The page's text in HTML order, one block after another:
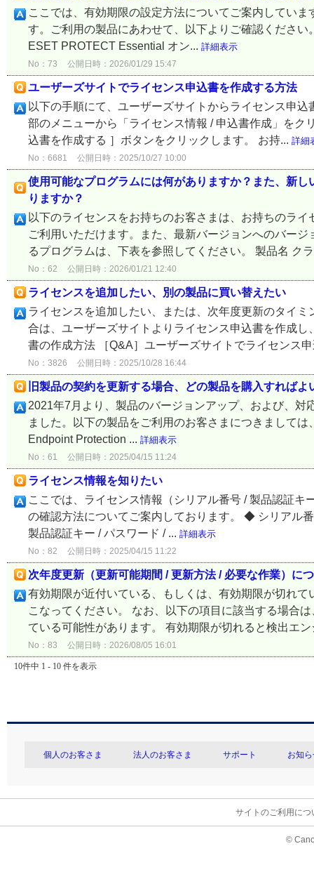
ここでは、有効期限の設定方法についてご案内してい
す。ご利用の製品にあわせて、以下よりご確認くださ
ESET PROTECT Essential オン... 詳細表示
No：73 公開日時：2026/01/29 15:47
ユーザーズサイトでライセンス申込書を作成する方法
以下の手順にて、ユーザーズサイトからライセンス申
部のメニューから「ライセンス情報 / 申込書作成」を
込書を作成する ］ボタンをクリックします。 お持... 詳細
No：6681 公開日時：2025/10/27 10:00
使用可能なプログラムには何がありますか？また、新
りますか？
以下のライセンスをお持ちのお客さまは、お持ちのラ
ご利用いただけます。また、最新バージョンへのバー
るプログラムは、下表を参照してください。 製品名 ク
No：62 公開日時：2026/01/21 12:40
ライセンスを追加したい、別の製品に買い替えたい
ライセンスを追加したい、または、次年度更新のタイ
合は、ユーザーズサイトよりライセンス申込書を作成
書の作成方法 ［Q&A］ユーザーズサイトでライセンス
No：3826 公開日時：2025/10/28 16:44
旧製品の契約を更新する場合、どの製品を購入すればよ
2021年7月より、製品のバージョンアップ、および、
ました。以下の製品をご利用のお客さまにつきまして
Endpoint Protection ... 詳細表示
No：61 公開日時：2025/04/15 11:24
ライセンス情報を知りたい
ここでは、ライセンス情報（シリアル番号 / 製品認証キ
の確認方法についてご案内しております。 ◆ シリア
製品認証キー / パスワード / ... 詳細表示
No：82 公開日時：2025/04/15 11:22
次年度更新（更新可能期間 / 更新方法 / 必要な作業）に
有効期限が近付いている、もしくは、有効期限が切れ
こなってください。 なお、以下の項目に該当する場合
ている可能性があります。 有効期限が切れると検出エ
No：83 公開日時：2026/08/05 16:01
10件中 1 - 10 件を表示
個人のお客さま 法人のお客さま サポート お知
サイトのご利用につ
©